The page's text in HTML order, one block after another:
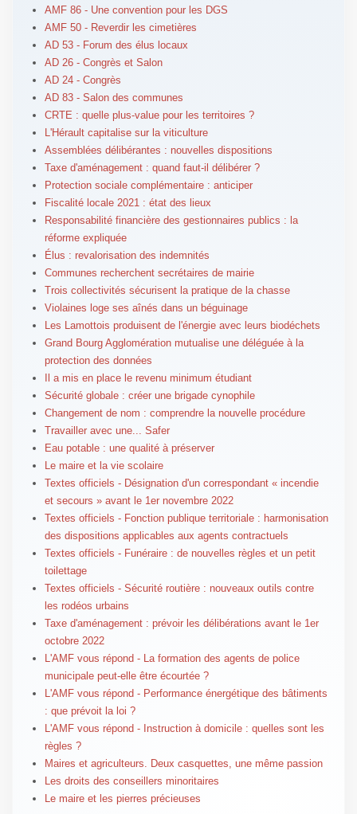
AMF 86 - Une convention pour les DGS
AMF 50 - Reverdir les cimetières
AD 53 - Forum des élus locaux
AD 26 - Congrès et Salon
AD 24 - Congrès
AD 83 - Salon des communes
CRTE : quelle plus-value pour les territoires ?
L'Hérault capitalise sur la viticulture
Assemblées délibérantes : nouvelles dispositions
Taxe d'aménagement : quand faut-il délibérer ?
Protection sociale complémentaire : anticiper
Fiscalité locale 2021 : état des lieux
Responsabilité financière des gestionnaires publics : la
réforme expliquée
Élus : revalorisation des indemnités
Communes recherchent secrétaires de mairie
Trois collectivités sécurisent la pratique de la chasse
Violaines loge ses aînés dans un béguinage
Les Lamottois produisent de l'énergie avec leurs biodéchets
Grand Bourg Agglomération mutualise une déléguée à la
protection des données
Il a mis en place le revenu minimum étudiant
Sécurité globale : créer une brigade cynophile
Changement de nom : comprendre la nouvelle procédure
Travailler avec une... Safer
Eau potable : une qualité à préserver
Le maire et la vie scolaire
Textes officiels - Désignation d'un correspondant « incendie
et secours » avant le 1er novembre 2022
Textes officiels - Fonction publique territoriale : harmonisation
des dispositions applicables aux agents contractuels
Textes officiels - Funéraire : de nouvelles règles et un petit
toilettage
Textes officiels - Sécurité routière : nouveaux outils contre
les rodéos urbains
Taxe d'aménagement : prévoir les délibérations avant le 1er
octobre 2022
L'AMF vous répond - La formation des agents de police
municipale peut-elle être écourtée ?
L'AMF vous répond - Performance énergétique des bâtiments
: que prévoit la loi ?
L'AMF vous répond - Instruction à domicile : quelles sont les
règles ?
Maires et agriculteurs. Deux casquettes, une même passion
Les droits des conseillers minoritaires
Le maire et les pierres précieuses